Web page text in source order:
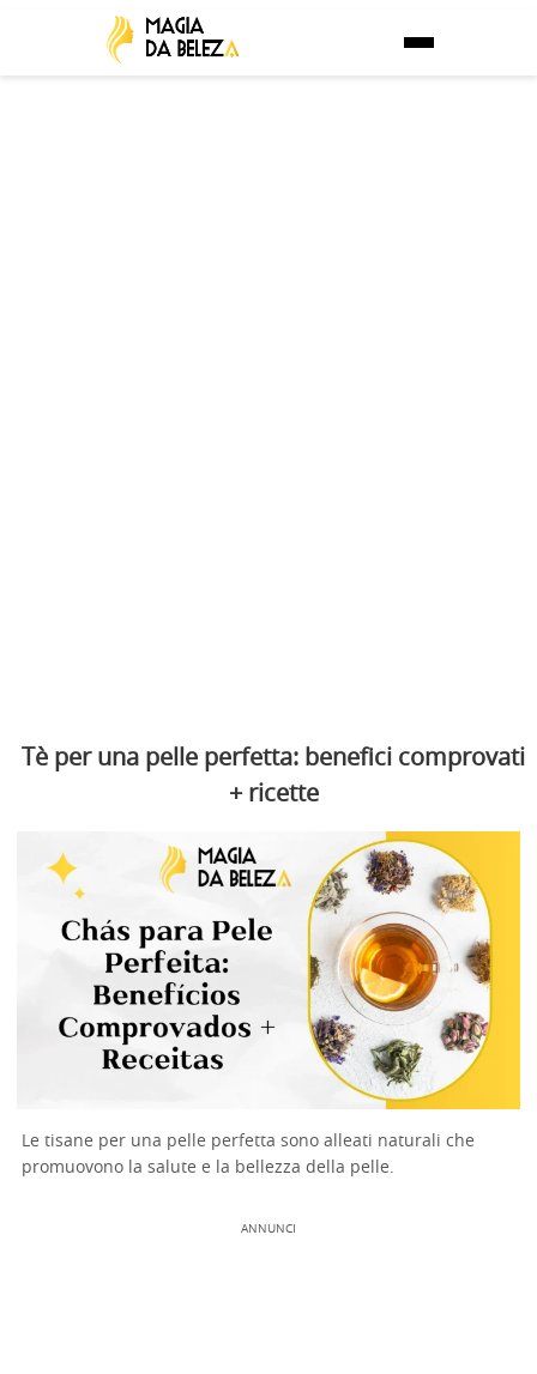
Tè per una pelle perfetta: benefici comprovati
+ ricette
Le tisane per una pelle perfetta sono alleati naturali che
promuovono la salute e la bellezza della pelle.
ANNUNCI